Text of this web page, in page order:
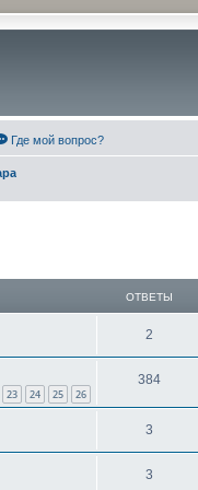
Где мой вопрос?
ОТВЕТЫ
2О
т
ы
23 24 25 26
384О
т
3О
т
3О